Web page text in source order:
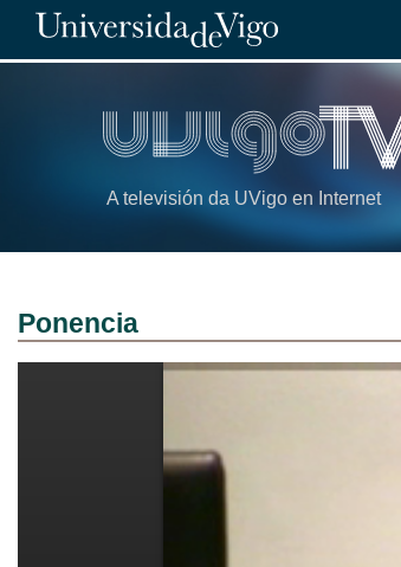
A televisión da UVigo en Internet
Ponencia